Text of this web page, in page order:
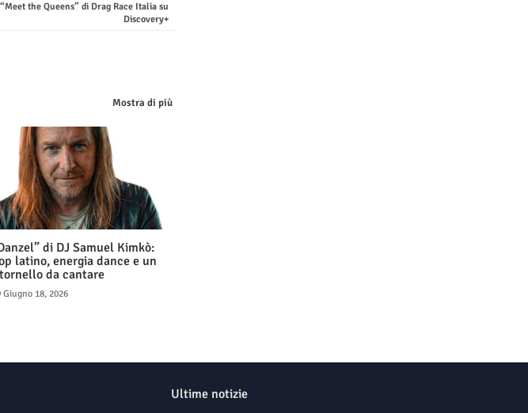
the Queens” di Drag Race Italia su
Discovery+
Mostra di più
di DJ Samuel Kimkò:
latino, energia dance e un
da cantare
Giugno 18, 2026
Ultime notizie